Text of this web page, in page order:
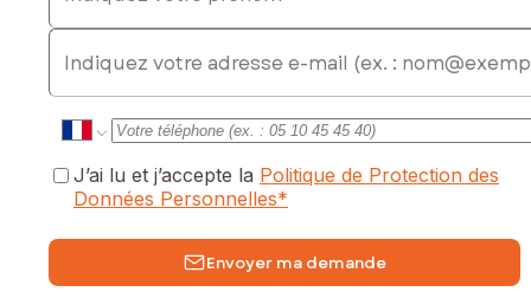
mokkadem@safti.fr - EI - Agent commercial immatriculé au
RSAC de BOURG-EN-BRESSE sous le numéro 830 100 517
E-mail
J’ai lu et j’accepte la Politique de Protection des
Données Personnelles*
Envoyer ma demande